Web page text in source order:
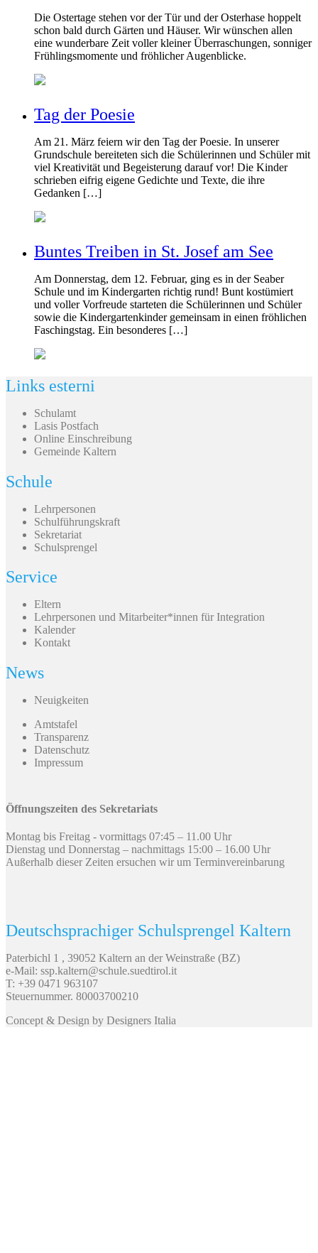
Die Ostertage stehen vor der Tür und der Osterhase hoppelt
schon bald durch Gärten und Häuser. Wir wünschen allen
eine wunderbare Zeit voller kleiner Überraschungen, sonniger
Frühlingsmomente und fröhlicher Augenblicke.
Tag der Poesie
Am 21. März feiern wir den Tag der Poesie. In unserer
Grundschule bereiteten sich die Schülerinnen und Schüler mit
viel Kreativität und Begeisterung darauf vor! Die Kinder
schrieben eifrig eigene Gedichte und Texte, die ihre
Gedanken […]
Buntes Treiben in St. Josef am See
Am Donnerstag, dem 12. Februar, ging es in der Seaber
Schule und im Kindergarten richtig rund! Bunt kostümiert
und voller Vorfreude starteten die Schülerinnen und Schüler
sowie die Kindergartenkinder gemeinsam in einen fröhlichen
Faschingstag. Ein besonderes […]
Links esterni
Schulamt
Lasis Postfach
Online Einschreibung
Gemeinde Kaltern
Schule
Lehrpersonen
Schulführungskraft
Sekretariat
Schulsprengel
Service
Eltern
Lehrpersonen und Mitarbeiter*innen für Integration
Kalender
Kontakt
News
Neuigkeiten
Amtstafel
Transparenz
Datenschutz
Impressum
Öffnungszeiten des Sekretariats
Montag bis Freitag - vormittags 07:45 – 11.00 Uhr
Dienstag und Donnerstag – nachmittags 15:00 – 16.00 Uhr
Außerhalb dieser Zeiten ersuchen wir um Terminvereinbarung
Deutschsprachiger Schulsprengel Kaltern
Paterbichl 1 , 39052 Kaltern an der Weinstraße (BZ)
e-Mail: ssp.kaltern@schule.suedtirol.it
T: +39 0471 963107
Steuernummer. 80003700210
Concept & Design by Designers Italia